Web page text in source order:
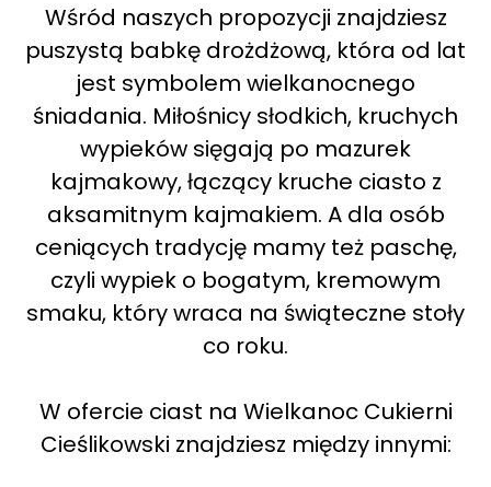
Wśród naszych propozycji znajdziesz
puszystą babkę drożdżową, która od lat
jest symbolem wielkanocnego
śniadania. Miłośnicy słodkich, kruchych
wypieków sięgają po mazurek
kajmakowy, łączący kruche ciasto z
aksamitnym kajmakiem. A dla osób
ceniących tradycję mamy też paschę,
czyli wypiek o bogatym, kremowym
smaku, który wraca na świąteczne stoły
co roku.
W ofercie ciast na Wielkanoc Cukierni
Cieślikowski znajdziesz między innymi: